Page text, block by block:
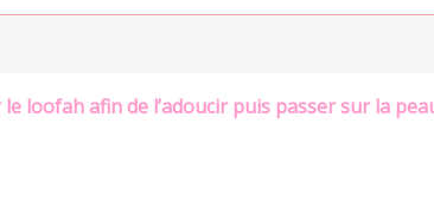
afin de l’adoucir puis passer sur la